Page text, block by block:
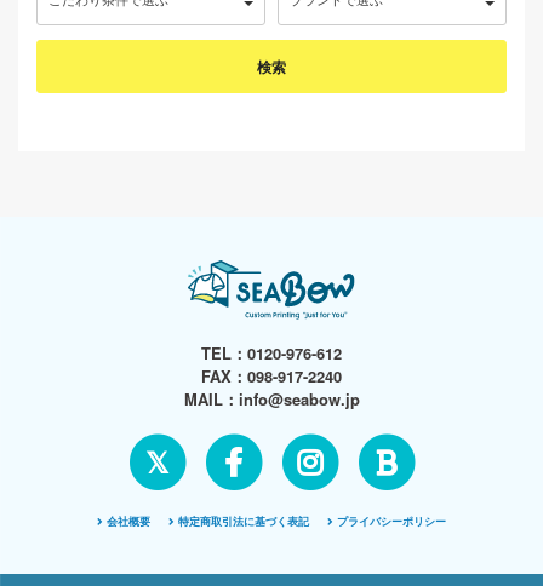
TEL： 0120-976-612
FAX：098-917-2240
MAIL： info@seabow.jp
𝕏
会社概要 特定商取引法に基づく表記 プライバシーポリシー